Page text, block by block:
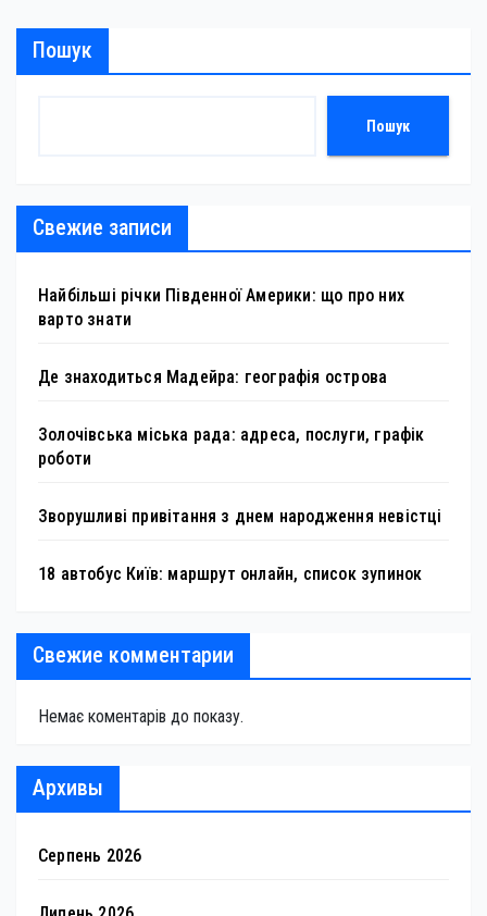
Пошук
Пошук
Свежие записи
Найбільші річки Південної Америки: що про них
варто знати
Де знаходиться Мадейра: географія острова
Золочівська міська рада: адреса, послуги, графік
роботи
Зворушливі привітання з днем народження невістці
18 автобус Київ: маршрут онлайн, список зупинок
Свежие комментарии
Немає коментарів до показу.
Архивы
Серпень 2026